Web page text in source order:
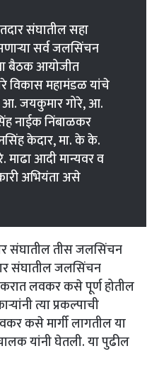
संघातील सहा
सर्व जलसिंचन
बैठक आयोजीत
विकास महामंडळ यांचे
आ. जयकुमार गोरे, आ.
नाईक निंबाळकर
केदार, मा. के के.
माढा आदी मान्यवर व
अभियंता असे
संघातील तीस जलसिंचन
संघातील जलसिंचन
लवकर कसे पूर्ण होतील
त्या प्रकल्पाची
कसे मार्गी लागतील या
यांनी घेतली. या पुढील